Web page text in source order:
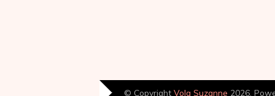
© Copyright Volg Suzanne 2026.